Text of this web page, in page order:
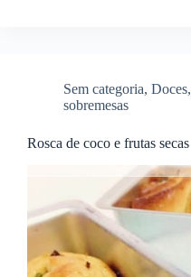
Sem categoria, Doces,
sobremesas
Rosca de coco e frutas secas